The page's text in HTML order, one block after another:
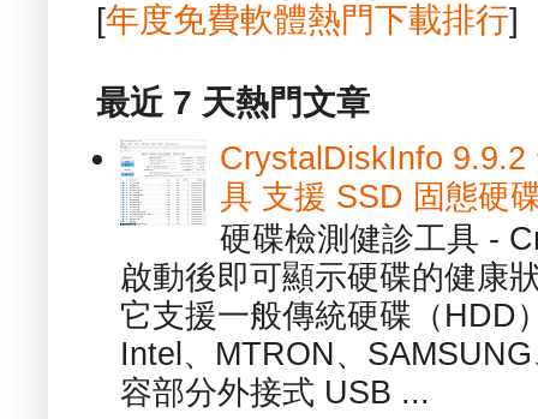
[年度免費軟體熱門下載排行]
最近 7 天熱門文章
CrystalDiskInfo 9.9.2
具 支援 SSD 固態硬
硬碟檢測健診工具 -
啟動後即可顯示硬碟的健康
它支援一般傳統硬碟（HDD
Intel、MTRON、
容部分外接式 USB ...